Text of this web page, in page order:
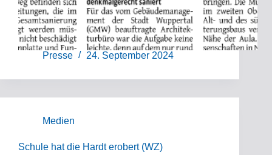
Presse 24. September 2024
Medien
Schule hat die Hardt erobert (WZ)